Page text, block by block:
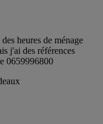
heures de ménage
j'ai des références
0659996800